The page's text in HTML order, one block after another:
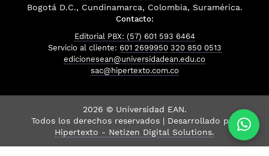
Bogotá D.C., Cundinamarca, Colombia, Suramérica.
Contacto:
Editorial PBX: (57) 601 593 6464
Servicio al cliente: 601 2699950 320 850 0513
edicionesean@universidadean.edu.co
sac@hipertexto.com.co
2026 © Universidad EAN.
Todos los derechos reservados | Desarrollado por
Hipertexto - Netizen Digital Solutions.